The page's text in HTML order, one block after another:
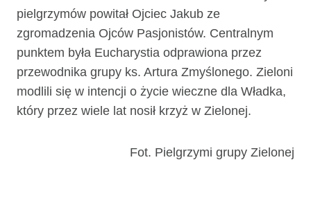
pielgrzymów powitał Ojciec Jakub ze
zgromadzenia Ojców Pasjonistów. Centralnym
punktem była Eucharystia odprawiona przez
przewodnika grupy ks. Artura Zmyślonego. Zieloni
modlili się w intencji o życie wieczne dla Władka,
który przez wiele lat nosił krzyż w Zielonej.
Fot. Pielgrzymi grupy Zielonej